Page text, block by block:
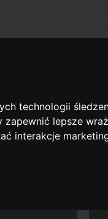
technologii
zapewnić lepsze
interakcje
HOME OFFER